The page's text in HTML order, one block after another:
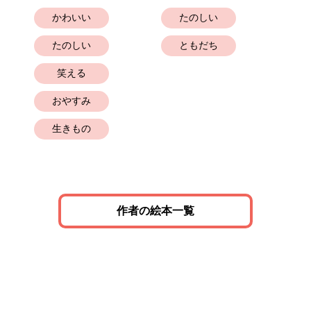
かわいい
たのしい
笑える
おやすみ
生きもの
たのしい
ともだち
作者の絵本一覧